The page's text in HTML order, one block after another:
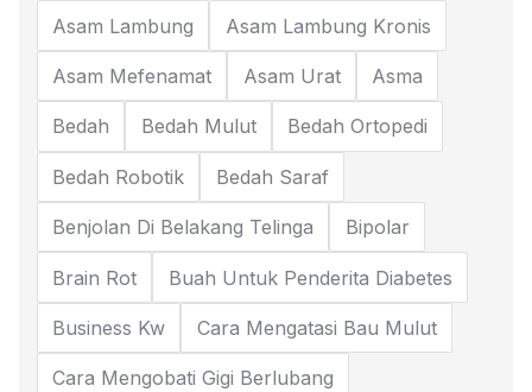
Asam Lambung Asam Lambung Kronis
Asam Mefenamat Asam Urat Asma
Bedah Bedah Mulut Bedah Ortopedi
Bedah Robotik Bedah Saraf
Benjolan Di Belakang Telinga Bipolar
Brain Rot Buah Untuk Penderita Diabetes
Business Kw Cara Mengatasi Bau Mulut
Cara Mengobati Gigi Berlubang